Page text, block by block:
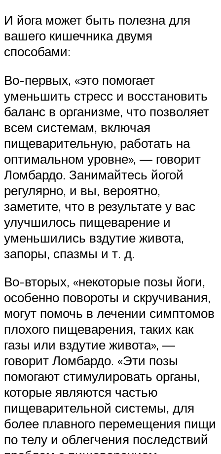
И йога может быть полезна для
вашего кишечника двумя
способами:
Во-первых, «это помогает
уменьшить стресс и восстановить
баланс в организме, что позволяет
всем системам, включая
пищеварительную, работать на
оптимальном уровне», — говорит
Ломбардо. Занимайтесь йогой
регулярно, и вы, вероятно,
заметите, что в результате у вас
улучшилось пищеварение и
уменьшились вздутие живота,
запоры, спазмы и т. д.
Во-вторых, «некоторые позы йоги,
особенно повороты и скручивания,
могут помочь в лечении симптомов
плохого пищеварения, таких как
газы или вздутие живота», —
говорит Ломбардо. «Эти позы
помогают стимулировать органы,
которые являются частью
пищеварительной системы, для
более плавного перемещения пищи
по телу и облегчения последствий